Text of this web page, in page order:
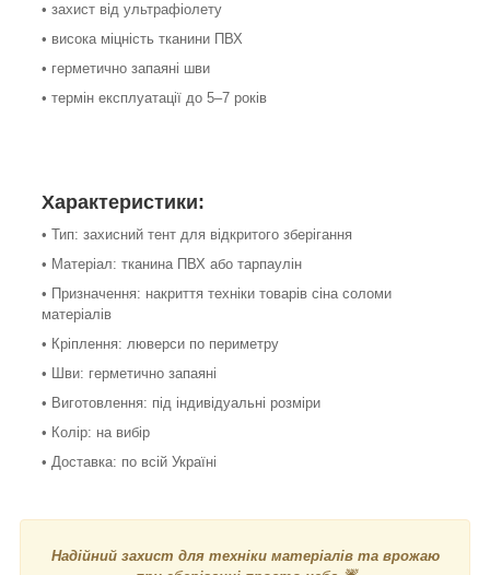
• захист від ультрафіолету
• висока міцність тканини ПВХ
• герметично запаяні шви
• термін експлуатації до 5–7 років
Характеристики:
• Тип: захисний тент для відкритого зберігання
• Матеріал: тканина ПВХ або тарпаулін
• Призначення: накриття техніки товарів сіна соломи
матеріалів
• Кріплення: люверси по периметру
• Шви: герметично запаяні
• Виготовлення: під індивідуальні розміри
• Колір: на вибір
• Доставка: по всій Україні
Надійний захист для техніки матеріалів та врожаю